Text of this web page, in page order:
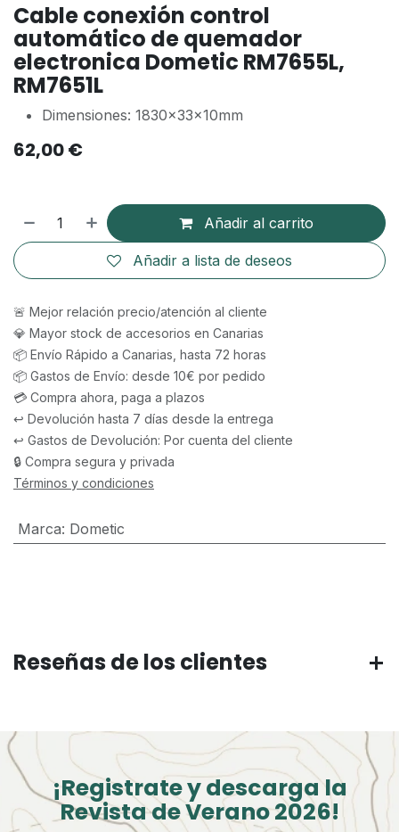
Cable conexión control
automático de quemador
electronica Dometic RM7655L,
RM7651L
Dimensiones: 1830x33x10mm
62,00€
Añadir al carrito
Añadir a lista de deseos
🚨 Mejor relación precio/atención al cliente
💎 Mayor stock de accesorios en Canarias
📦 Envío Rápido a Canarias, hasta 72 horas
📦 Gastos de Envío: desde 10€ por pedido
💳 Compra ahora, paga a plazos
↩️ Devolución hasta 7 días desde la entrega
↩️ Gastos de Devolución: Por cuenta del cliente
🔒 Compra segura y privada
Términos y condiciones
Marca: Dometic
Reseñas de los clientes
¡Registrate y descarga la
Revista de Verano 2026!